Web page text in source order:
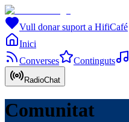
Vull donar suport a HifiCafé
Inici
Converses
Continguts
RadioChat
Comunitat